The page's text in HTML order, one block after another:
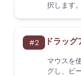
択します。
#2 ドラッ
マウスを
グし、ビ